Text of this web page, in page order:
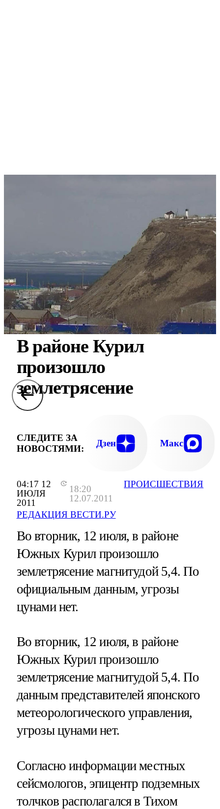
04:17 12
ИЮЛЯ
2011
18:20
12.07.2011
РЕДАКЦИЯ ВЕСТИ.РУ
ПРОИСШЕСТВИЯ
В районе Курил
произошло
землетрясение
СЛЕДИТЕ ЗА
НОВОСТЯМИ:
Дзен Макс
Во вторник, 12 июля, в районе
Южных Курил произошло
землетрясение магнитудой 5,4. По
официальным данным, угрозы
цунами нет.
Во вторник, 12 июля, в районе
Южных Курил произошло
землетрясение магнитудой 5,4. По
данным представителей японского
метеорологического управления,
угрозы цунами нет.
Согласно информации местных
сейсмологов, эпицентр подземных
толчков располагался в Тихом